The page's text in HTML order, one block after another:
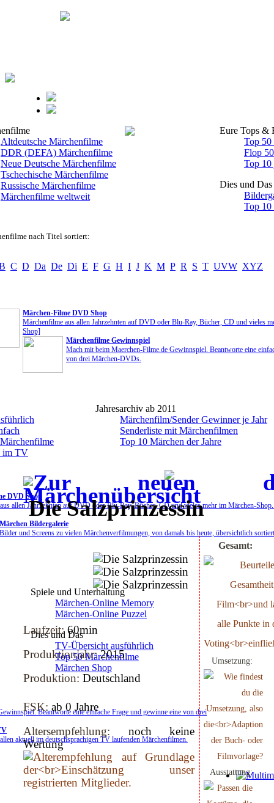
Altdeutsche Märchenfilme
DDR (DEFA) Märchenfilme
Neue Deutsche Märchenfilme
Tschechische Märchenfilme
Russische Märchenfilme
Märchenfilme weltweit
Eure Tops &
Top 50
Flop
Top 10
Dies und Das
Top
nach Titel sortiert:
C D Da De Di E F G H I J K M P R S T UVW XYZ
Märchen-Filme DVD Shop
Märchenfilme aus allen Jahrzehnten auf DVD oder Blu-Ray, Bücher, CD und vieles
Shop]
Märchenfilme Gewinnspiel
Mach mit beim Maerchen-Filme.de Gewinnspiel. Beantworte eine
von drei Märchen-DVDs.
im TV
Jahresarchiv ab 2011
Märchenfilm/Sender Gewinner je Jahr
Senderliste mit Märchenfilmen
Top 10 Märchen der Jahre
DVD Shop
allen Jahrzehnten auf DVD oder Blu-Ray, Bücher, CD und vieles mehr im Märchen-
Märchen Bildergalerie
Bilder und Screens zu vielen Märchenverfilmungen, von damals bis heute, übersichtlich
Spiele und Unterhaltung
Märchen-Online Memory
Märchen-Online Puzzel
Dies und Das
TV-Übersicht ausführlich
Top 50 Märchenfilme
Märchen Shop
Beantworte eine einfache Frage und gewinne eine von drei
aktuell im deutschsprachigen TV laufenden Märchenfilmen.
Die Salzprinzessin
Laufzeit:60min
Produktionjahr:2015
Produktion: Deutschland
FSK: ab 0 Jahre
Altersempfehlung: noch keine
Wertung
Gesamt:
Umsetzung:
Ausstattung: